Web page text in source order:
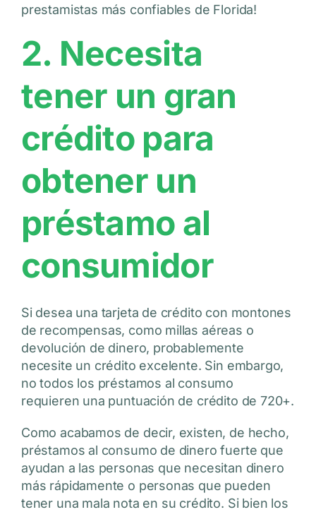
prestamistas más confiables de Florida!
2. Necesita
tener un gran
crédito para
obtener un
préstamo al
consumidor
Si desea una tarjeta de crédito con montones
de recompensas, como millas aéreas o
devolución de dinero, probablemente
necesite un crédito excelente. Sin embargo,
no todos los préstamos al consumo
requieren una puntuación de crédito de 720+.
Como acabamos de decir, existen, de hecho,
préstamos al consumo de dinero fuerte que
ayudan a las personas que necesitan dinero
más rápidamente o personas que pueden
tener una mala nota en su crédito. Si bien los